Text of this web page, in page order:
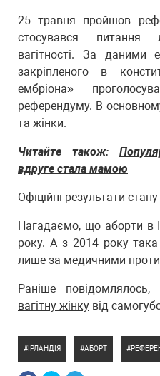
25 травня пройшов
стосувався питання
вагітності. За даними
закріпленого в
ембріона»
референдуму. В
та жінки.
Читайте також:
вдруге стала мамою
Офіційні результати
Нагадаємо, що аборти в
року. А з 2014 року
лише за медичними
Раніше
вагітну жінку від
ІРЛАНДІЯ АБОРТ